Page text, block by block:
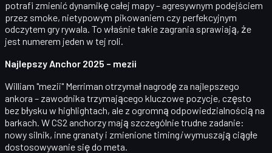
potrafi zmienić dynamikę całej mapy – agresywnym podejściem
przez smoke, nietypowym pikowaniem czy perfekcyjnym
odczytem gry rywala. To właśnie takie zagrania sprawiają, że
jest numerem jeden w tej roli.
Najlepszy Anchor 2025 – mezii
William "mezii" Merriman otrzymał nagrodę za najlepszego
ankora – zawodnika trzymającego kluczowe pozycje, często
bez błysku w highlightach, ale z ogromną odpowiedzialnością na
barkach. W CS2 anchorzy mają szczególnie trudne zadanie:
nowy silnik, inne granaty i zmienione timingiwymuszają ciągłe
dostosowywanie się do meta.